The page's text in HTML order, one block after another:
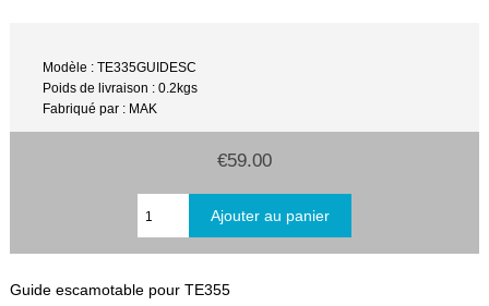
Modèle : TE335GUIDESC
Poids de livraison : 0.2kgs
Fabriqué par : MAK
€59.00
Guide escamotable pour TE355